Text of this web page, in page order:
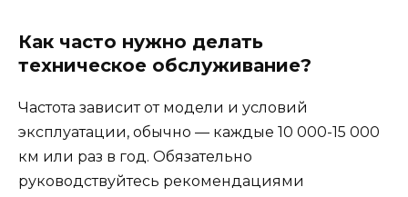
Как часто нужно делать
техническое обслуживание?
Частота зависит от модели и условий
эксплуатации, обычно — каждые 10 000-15 000
км или раз в год. Обязательно
руководствуйтесь рекомендациями